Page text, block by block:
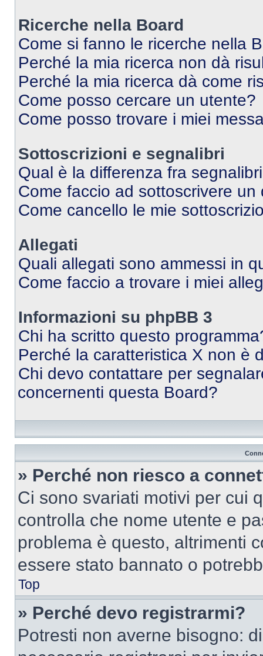
Ricerche nella Board
Come si fanno le ricerche nella
Perché la mia ricerca non dà
Perché la mia ricerca dà come
Come posso cercare un utente?
Come posso trovare i miei
Sottoscrizioni e segnalibri
Qual è la differenza fra
Come faccio ad sottoscrivere
Come cancello le mie
Allegati
Quali allegati sono ammessi in
Come faccio a trovare i miei
Informazioni su phpBB 3
Chi ha scritto questo
Perché la caratteristica X non è
Chi devo contattare per
concernenti questa Board?
» Perché non riesco a
Ci sono svariati motivi per cui
controlla che nome utente e
problema è questo, altrimenti
essere stato bannato o
Top
» Perché devo registrarmi?
Potresti non averne bisogno: